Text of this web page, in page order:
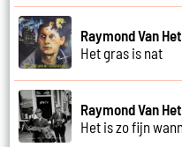
Raymond Van
Het gras is nat
Raymond Van
Het is zo fijn